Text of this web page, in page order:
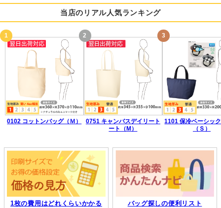
当店のリアル人気ランキング
0102 コットンバッグ（Ｍ）
0751 キャンバスデイリート
ート（M）
1101 保冷ベーシッ
（Ｓ）
1枚の費用はどれくらいかかる
バッグ探しの便利リスト